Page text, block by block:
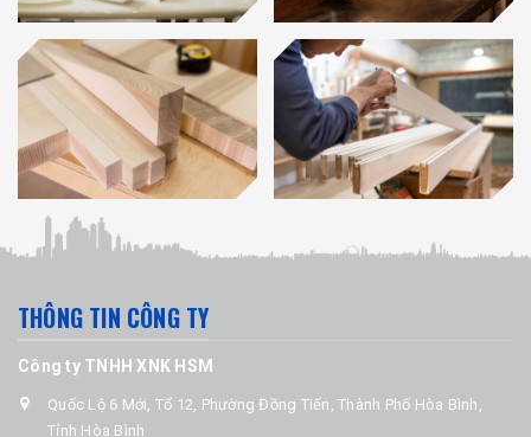
THÔNG TIN CÔNG TY
Công ty TNHH XNK HSM
Quốc Lộ 6 Mới, Tổ 12, Phường Đồng Tiến, Thành Phố Hòa Bình,
Tỉnh Hòa Bình